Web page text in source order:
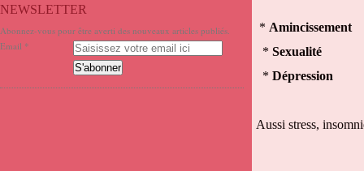
NEWSLETTER
Abonnez-vous pour être averti des nouveaux articles publiés.
Email
* Amincissement
* Sexualité
* Dépression
Aussi stress,